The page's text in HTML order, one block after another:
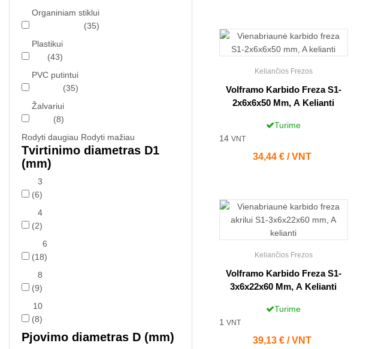
Organiniam stiklui
(35)
Plastikui
(43)
PVC putintui
(35)
Žalvariui
(8)
Rodyti daugiau Rodyti mažiau
Tvirtinimo diametras D1
(mm)
3
(6)
4
(2)
6
(18)
8
(9)
10
(8)
Pjovimo diametras D (mm)
Keliančios Frezos
Volframo Karbido Freza S1-
2x6x6x50 Mm, A Kelianti
Turime
14 VNT
Kaina
34,44 € / VNT
Keliančios Frezos
Volframo Karbido Freza S1-
3x6x22x60 Mm, A Kelianti
Turime
1 VNT
Kaina
39,13 € / VNT